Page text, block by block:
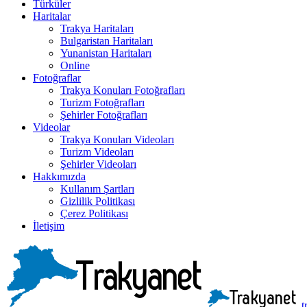
Türküler
Haritalar
Trakya Haritaları
Bulgaristan Haritaları
Yunanistan Haritaları
Online
Fotoğraflar
Trakya Konuları Fotoğrafları
Turizm Fotoğrafları
Şehirler Fotoğrafları
Videolar
Trakya Konuları Videoları
Turizm Videoları
Şehirler Videoları
Hakkımızda
Kullanım Şartları
Gizlilik Politikası
Çerez Politikası
İletişim